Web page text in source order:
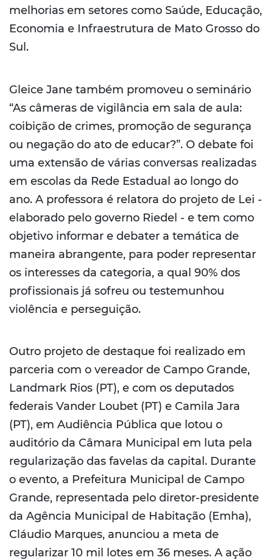
melhorias em setores como Saúde, Educação,
Economia e Infraestrutura de Mato Grosso do
Sul.
Gleice Jane também promoveu o seminário
“As câmeras de vigilância em sala de aula:
coibição de crimes, promoção de segurança
ou negação do ato de educar?”. O debate foi
uma extensão de várias conversas realizadas
em escolas da Rede Estadual ao longo do
ano. A professora é relatora do projeto de Lei -
elaborado pelo governo Riedel - e tem como
objetivo informar e debater a temática de
maneira abrangente, para poder representar
os interesses da categoria, a qual 90% dos
profissionais já sofreu ou testemunhou
violência e perseguição.
Outro projeto de destaque foi realizado em
parceria com o vereador de Campo Grande,
Landmark Rios (PT), e com os deputados
federais Vander Loubet (PT) e Camila Jara
(PT), em Audiência Pública que lotou o
auditório da Câmara Municipal em luta pela
regularização das favelas da capital. Durante
o evento, a Prefeitura Municipal de Campo
Grande, representada pelo diretor-presidente
da Agência Municipal de Habitação (Emha),
Cláudio Marques, anunciou a meta de
regularizar 10 mil lotes em 36 meses. A ação